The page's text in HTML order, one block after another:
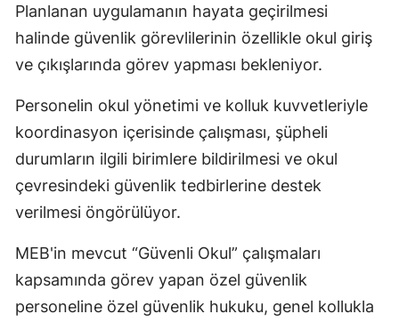
Planlanan uygulamanın hayata geçirilmesi
halinde güvenlik görevlilerinin özellikle okul giriş
ve çıkışlarında görev yapması bekleniyor.
Personelin okul yönetimi ve kolluk kuvvetleriyle
koordinasyon içerisinde çalışması, şüpheli
durumların ilgili birimlere bildirilmesi ve okul
çevresindeki güvenlik tedbirlerine destek
verilmesi öngörülüyor.
MEB'in mevcut “Güvenli Okul” çalışmaları
kapsamında görev yapan özel güvenlik
personeline özel güvenlik hukuku, genel kollukla